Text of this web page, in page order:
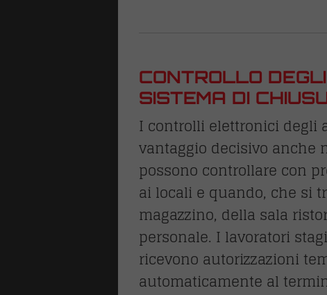
CONTROLLO
SISTEMA DI
I controlli elettronici degli
vantaggio decisivo anche
possono controllare con
ai locali e quando, che si
magazzino, della sala
personale. I lavoratori
ricevono autorizzazioni
automaticamente al